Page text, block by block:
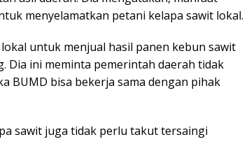
menyelamatkan petani kelapa sawit lokal.
untuk menjual hasil panen kebun sawit
Dia ini meminta pemerintah daerah tidak
BUMD bisa bekerja sama dengan pihak
sawit juga tidak perlu takut tersaingi